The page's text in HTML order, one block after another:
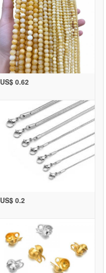
US$ 0.62
US$ 0.2